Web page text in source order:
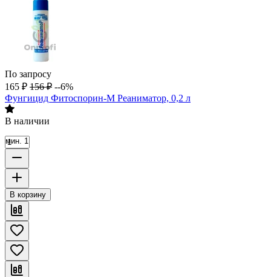
По запросу
165 ₽ 156 ₽ --6%
Фунгицид Фитоспорин-М Реаниматор, 0,2 л
В наличии
мин. 1
В корзину